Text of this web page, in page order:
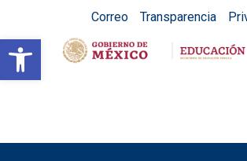
Abrir barra de
Correo Transparencia